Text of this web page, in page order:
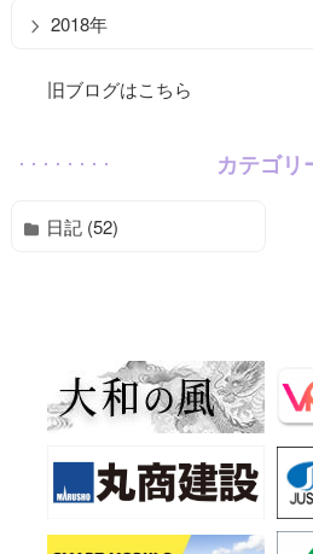
2018年
旧ブログはこちら
カテゴリ
日記 (52)